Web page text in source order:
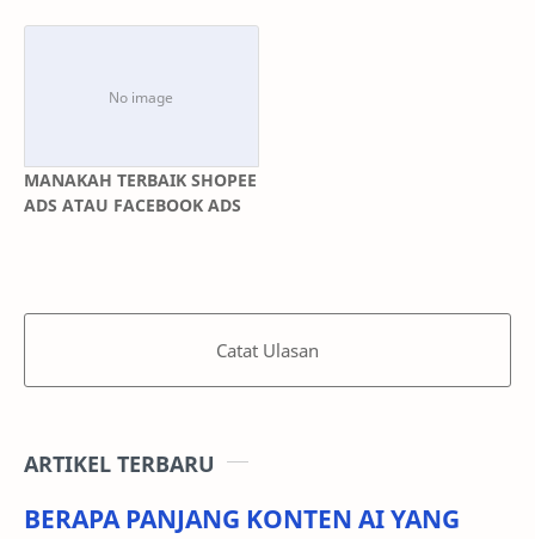
MANAKAH TERBAIK SHOPEE
ADS ATAU FACEBOOK ADS
Catat Ulasan
ARTIKEL TERBARU
BERAPA PANJANG KONTEN AI YANG